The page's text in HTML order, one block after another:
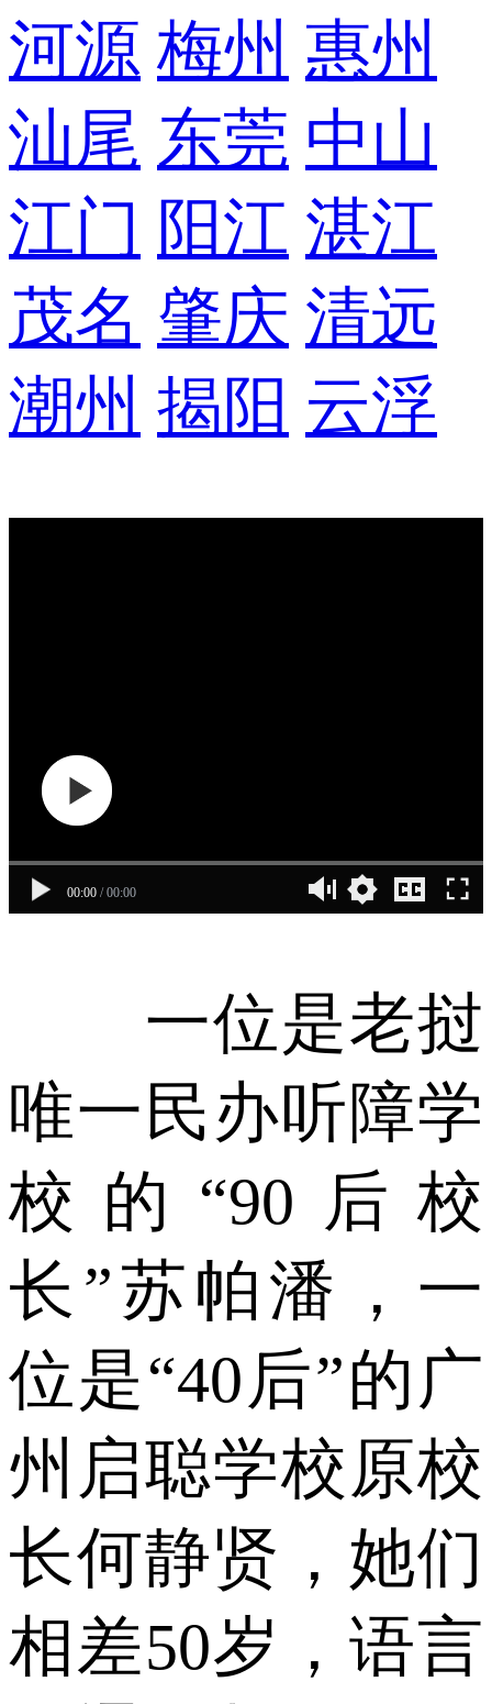
河源 梅州 惠州
汕尾 东莞 中山
江门 阳江 湛江
茂名 肇庆 清远
潮州 揭阳 云浮
00:00 / 00:00
一位是老挝
唯一民办听障学
校的“90后校
长”苏帕潘，一
位是“40后”的广
州启聪学校原校
长何静贤，她们
相差50岁，语言